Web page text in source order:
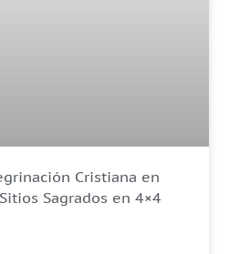
Cristiana en
Sagrados en 4×4